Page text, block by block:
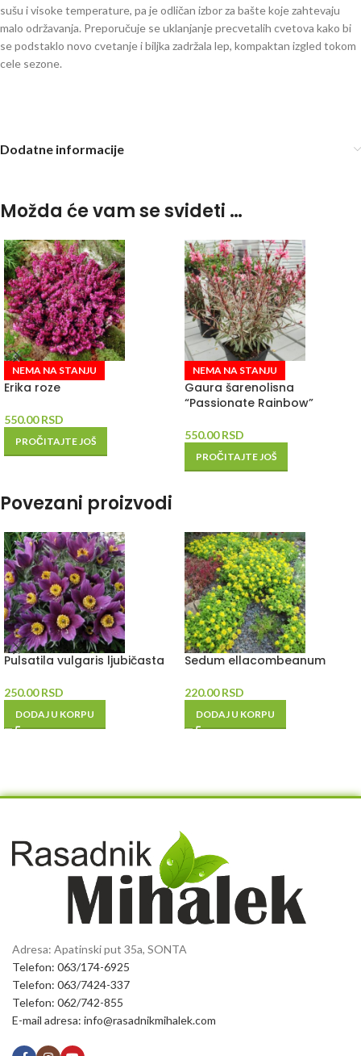
sušu i visoke temperature, pa je odličan izbor za bašte koje zahtevaju
malo održavanja. Preporučuje se uklanjanje precvetalih cvetova kako bi
se podstaklo novo cvetanje i biljka zadržala lep, kompaktan izgled tokom
cele sezone.
Dodatne informacije
Možda će vam se svideti …
NEMA NA STANJU
Erika roze
550.00RSD
PROČITAJTE JOŠ
NEMA NA STANJU
Gaura šarenolisna
“Passionate Rainbow”
550.00RSD
PROČITAJTE JOŠ
Povezani proizvodi
Pulsatila vulgaris ljubičasta
250.00RSD
DODAJ U KORPU
Sedum ellacombeanum
220.00RSD
DODAJ U KORPU
Adresa: Apatinski put 35a, SONTA
Telefon: 063/174-6925
Telefon: 063/7424-337
Telefon: 062/742-855
E-mail adresa: info@rasadnikmihalek.com